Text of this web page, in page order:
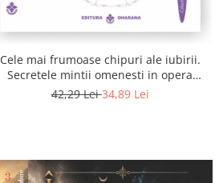
Cele mai frumoase chipuri ale iubirii.
Secretele mintii omenesti in opera
marelui initiat, Rumi
42,29 Lei34,89 Lei